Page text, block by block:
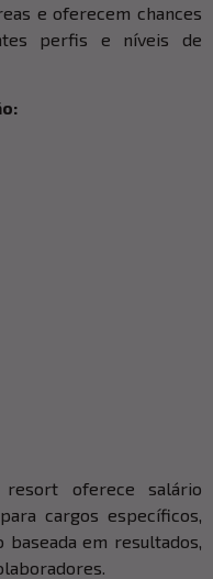
e oferecem chances
perfis e níveis de
oferece salário
cargos específicos,
em resultados,